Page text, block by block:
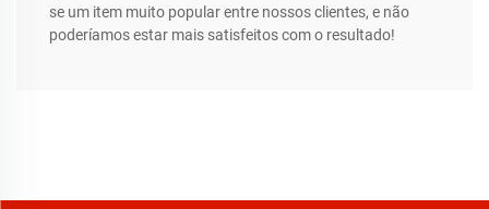
se um item muito popular entre nossos clientes, e não
poderíamos estar mais satisfeitos com o resultado!